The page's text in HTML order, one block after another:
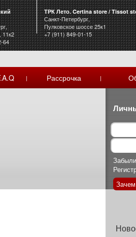
11к2
64
ТРК Лето. Certina store / Tissot
Санкт-Петербург,
Пулковское шоссе 25к1
+7 (911) 849-01-15
| Рассрочка |
Зачем